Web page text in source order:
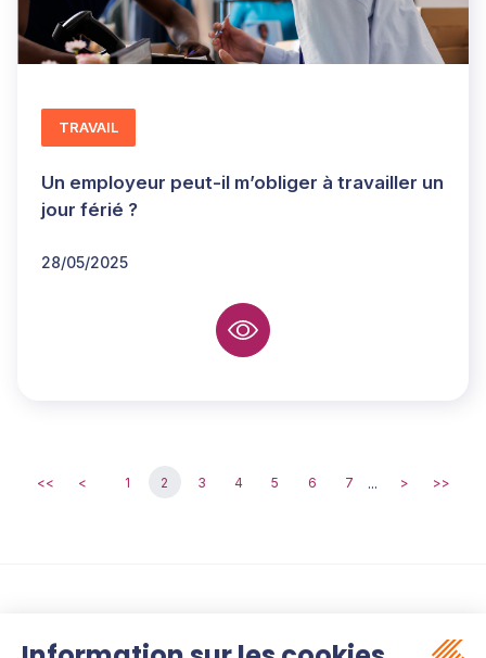
Un employeur peut-il m’obliger à travailler un
jour férié ?
28/05/2025
TRAVAIL
<< < 1 2 3 4 5 6 7 ... > >>